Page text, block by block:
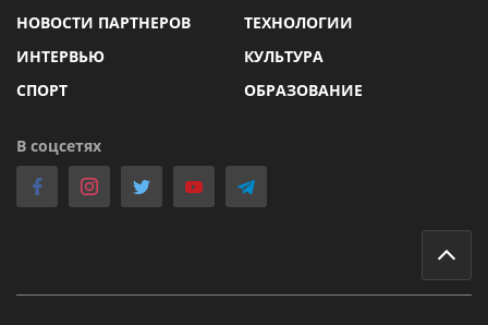
НОВОСТИ ПАРТНЕРОВ
ТЕХНОЛОГИИ
ИНТЕРВЬЮ
КУЛЬТУРА
СПОРТ
ОБРАЗОВАНИЕ
В соцсетях